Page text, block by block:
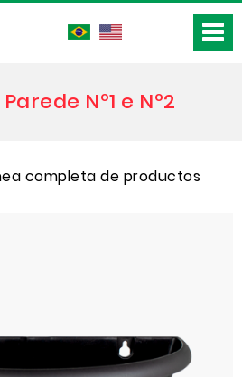
Nº1 e Nº2
completa de productos